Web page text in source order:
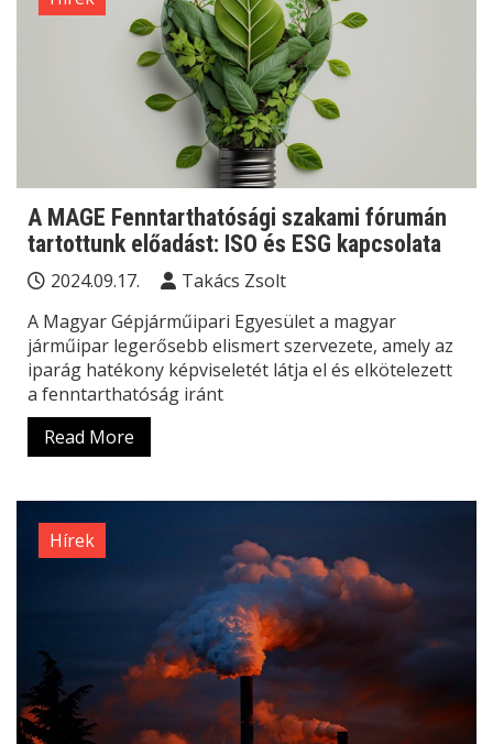
A MAGE Fenntarthatósági szakami fórumán
tartottunk előadást: ISO és ESG kapcsolata
2024.09.17.
Takács Zsolt
A Magyar Gépjárműipari Egyesület a magyar
járműipar legerősebb elismert szervezete, amely az
iparág hatékony képviseletét látja el és elkötelezett
a fenntarthatóság iránt
Read More
Hírek